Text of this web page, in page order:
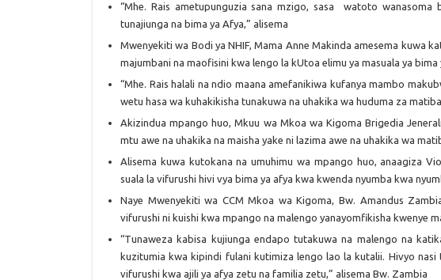
“Mhe. Rais ametupunguzia sana mzigo, sasa watoto
tunajiunga na bima ya Afya,” alisema
Mwenyekiti wa Bodi ya NHIF, Mama Anne Makinda amesema kuwa
majumbani na maofisini kwa lengo la kUtoa elimu ya masuala ya
“Mhe. Rais halali na ndio maana amefanikiwa kufanya mambo
wetu hasa wa kuhakikisha tunakuwa na uhakika wa huduma za
Akizindua mpango huo, Mkuu wa Mkoa wa Kigoma Brigedia
mtu awe na uhakika na maisha yake ni lazima awe na uhakika wa
Alisema kuwa kutokana na umuhimu wa mpango huo, anaagiza
suala la vifurushi hivi vya bima ya afya kwa kwenda nyumba kwa
Naye Mwenyekiti wa CCM Mkoa wa Kigoma, Bw. Amandus
vifurushi ni kuishi kwa mpango na malengo yanayomfikisha kwenye
“Tunaweza kabisa kujiunga endapo tutakuwa na malengo na
kuzitumia kwa kipindi fulani kutimiza lengo lao la kutalii. Hivyo
vifurushi kwa ajili ya afya zetu na familia zetu,” alisema Bw. Zambia